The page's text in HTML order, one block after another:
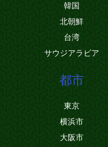
韓国
北朝鮮
台湾
サウジアラビア
都市
東京
横浜市
大阪市